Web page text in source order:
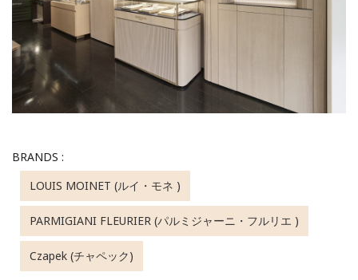
BRANDS :
LOUIS MOINET (ルイ・モネ )
PARMIGIANI FLEURIER (パルミジャーニ・フルリエ )
Czapek (チャペック)